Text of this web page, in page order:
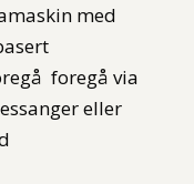
med
foregå via
eller